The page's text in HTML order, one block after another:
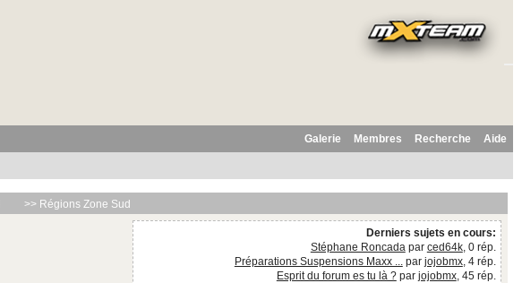
Aide
Recherche
Membres
Galerie
>> Régions Zone Sud
Derniers sujets en cours:
Stéphane Roncadapar ced64k, 0 rép.
Préparations Suspensions Maxx ...par jojobmx, 4 rép.
Esprit du forum es tu là ?par jojobmx, 45 rép.